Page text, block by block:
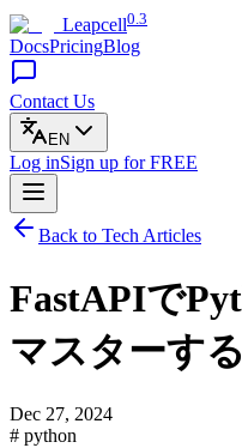
Leapcell0.3
DocsPricingBlog
Contact Us
EN
Log inSign up for FREE
Back to Tech Articles
FastAPIで
マスターする
Dec 27, 2024
# python